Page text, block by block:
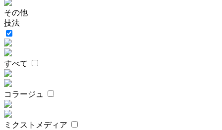
その他
技法
すべて
コラージュ
ミクストメディア